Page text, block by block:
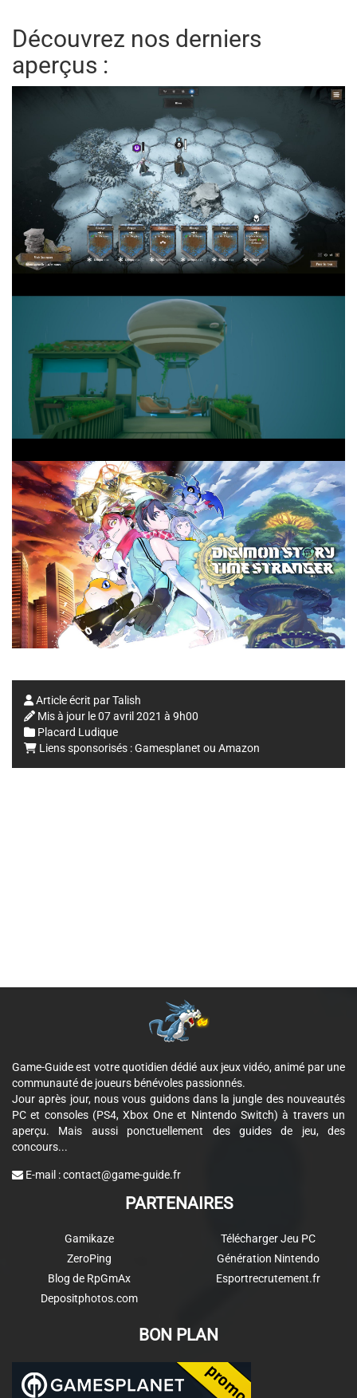
Découvrez nos derniers
aperçus :
Article écrit parTalish
Mis à jour le07 avril 2021 à 9h00
Placard Ludique
Liens sponsorisés :Gamesplanet ou Amazon
Game-Guide est votre quotidien dédié aux jeux vidéo, animé par une
communauté de joueurs bénévoles passionnés.
Jour après jour, nous vous guidons dans la jungle des nouveautés
PC et consoles (PS4, Xbox One et Nintendo Switch) à travers un
aperçu. Mais aussi ponctuellement des guides de jeu, des
concours...
E-mail :contact@game-guide.fr
PARTENAIRES
Gamikaze
ZeroPing
Blog de RpGmAx
Depositphotos.com
Télécharger Jeu PC
Génération Nintendo
Esportrecrutement.fr
BON PLAN